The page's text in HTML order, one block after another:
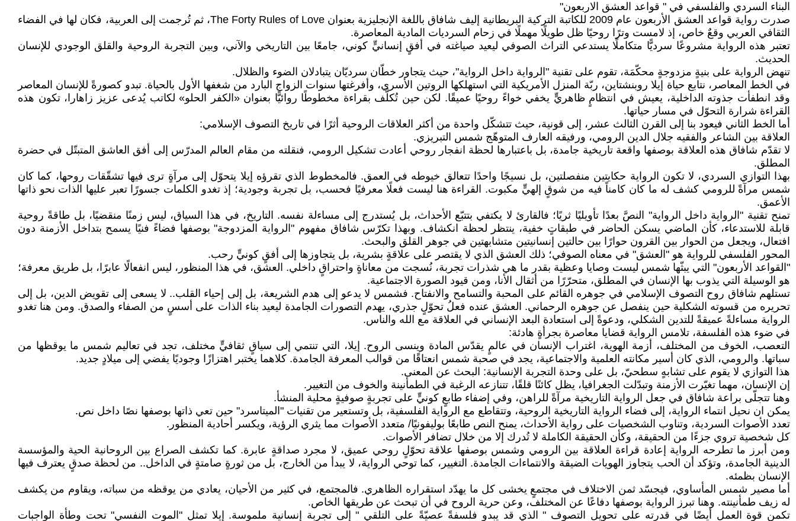
البناء السردي والفلسفي في " قواعد العشق الاربعون"
صدرت رواية قواعد العشق الأربعون عام 2009 للكاتبة التركية البريطانية إليف شافاق باللغة الإنجليزية بعنوان The Forty Rules of Love، ثم تُرجمت إلى العربية، فكان لها في الفضاء
الثقافي العربي وقعٌ خاص، إذ لامست وترًا روحيًا ظل طويلًا مهملًا في زحام السرديات المادية المعاصرة.
تعتبر هذه الرواية مشروعًا سرديًّا متكاملًا يستدعي التراث الصوفي ليعيد صياغته في أفقٍ إنسانيٍّ كوني، جامعًا بين التاريخي والآني، وبين التجربة الروحية والقلق الوجودي للإنسان
الحديث.
تنهض الرواية على بنيةٍ مزدوجةٍ محكّمَة، تقوم على تقنية "الرواية داخل الرواية"، حيث يتجاور خطّان سرديّان يتبادلان الضوء والظلال.
في الخط المعاصر، نتابع حياة إيلا روبنشتاين، ربّة المنزل الأمريكية التي استهلكها الروتين الأسري، وأفرغتها سنوات الزواج البارد من شغفها الأول بالحياة. تبدو كصورةً للإنسان المعاصر
وقد انطفأت جذوته الداخلية، يعيش في انتظامٍ ظاهريٍّ يخفي خواءً روحيًا عميقًا. لكن حين تُكلَّف بقراءة مخطوطًا روائيًّا بعنوان «الكفر الحلو» لكاتب يُدعى عزيز زاهارا، تكون هذه
القراءة شرارة التحوّل في مسار حياتها.
أما الخط الثاني فيعود بنا إلى القرن الثالث عشر، إلى قونية، حيث تتشكّل واحدة من أكثر العلاقات الروحية أثرًا في تاريخ التصوف الإسلامي:
العلاقة بين الشاعر والفقيه جلال الدين الرومي، ورفيقه العارف المتوهّج شمس التبريزي.
لا تقدّم شافاق هذه العلاقة بوصفها واقعة تاريخية جامدة، بل باعتبارها لحظة انفجار روحي أعادت تشكيل الرومي، فنقلته من مقام العالم المدرّس إلى أفق العاشق المتبتّل في حضرة
المطلق.
بهذا التوازي السردي، لا تكون الرواية حكايتين منفصلتين، بل نسيجًا واحدًا تتعالق خيوطه في العمق. فالمخطوط الذي تقرؤه إيلا يتحوّل إلى مرآةٍ ترى فيها تشقّقات روحها، كما كان
شمس مرآةً للرومي كشف له ما كان كامناً فيه من شوقٍ إلهيٍّ مكبوت. القراءة هنا ليست فعلًا معرفيًا فحسب، بل تجربة وجودية؛ إذ تغدو الكلمات جسورًا تعبر عليها الذات نحو ذاتها
الأعمق.
تمنح تقنية "الرواية داخل الرواية" النصَّ بعدًا تأويليًا ثريًا؛ فالقارئ لا يكتفي بتتبّع الأحداث، بل يُستدرج إلى مساءلة نفسه. التاريخ، في هذا السياق، ليس زمنًا منقضيًا، بل طاقةً روحية
قابلة للاستدعاء، كأن الماضي يسكن الحاضر في طبقاتٍ خفية، ينتظر لحظة انكشاف. وبهذا تكرّس شافاق مفهوم "الرواية المزدوجة" بوصفها فضاءً فنيًا يسمح بتداخل الأزمنة دون
افتعال، ويجعل من الحوار بين القرون حوارًا بين حالتين إنسانيتين متشابهتين في جوهر القلق والبحث.
المحور الفلسفي للرواية هو "العشق" في معناه الصوفي؛ ذلك العشق الذي لا يقتصر على علاقةٍ بشرية، بل يتجاوزها إلى أفقٍ كونيٍّ رحب.
"القواعد الأربعون" التي يبثّها شمس ليست وصايا وعظية بقدر ما هي شذرات تجربة، نُسجت من معاناةٍ واحتراقٍ داخلي. العشق، في هذا المنظور، ليس انفعالًا عابرًا، بل طريق معرفة؛
هو الوسيلة التي يذوب بها الإنسان في المطلق، متحرّرًا من أثقال الأنا، ومن قيود الصورة الاجتماعية.
تستلهم شافاق روح التصوف الإسلامي في جوهره القائم على المحبة والتسامح والانفتاح. فشمس لا يدعو إلى هدم الشريعة، بل إلى إحياء القلب.. لا يسعى إلى تقويض الدين، بل إلى
تحريره من قسوته الشكلية حين ينفصل عن جوهره الرحماني. العشق عنده فعلُ تحوّلٍ جذري، يهدم التصورات الجامدة ليعيد بناء الذات على أسسٍ من الصفاء والصدق. ومن هنا تغدو
الرواية مساءلةً عميقةً للتدين الشكلي، ودعوةً إلى استعادة البعد الإنساني في العلاقة مع الله والناس.
في ضوء هذه الفلسفة، تلامس الرواية قضايا معاصرة بجرأةٍ هادئة:
التعصب، الخوف من المختلف، أزمة الهوية، اغتراب الإنسان في عالمٍ يقدّس المادة وينسى الروح. إيلا، التي تنتمي إلى سياقٍ ثقافيٍّ مختلف، تجد في تعاليم شمس ما يوقظها من
سباتها. والرومي، الذي كان أسير مكانته العلمية والاجتماعية، يجد في صحبة شمس انعتاقًا من قوالب المعرفة الجامدة. كلاهما يختبر اهتزازًا وجوديًا يفضي إلى ميلادٍ جديد.
هذا التوازي لا يقوم على تشابهٍ سطحيّ، بل على وحدة التجربة الإنسانية: البحث عن المعنى.
إن الإنسان، مهما تغيّرت الأزمنة وتبدّلت الجغرافيا، يظل كائنًا قلقًا، تتنازعه الرغبة في الطمأنينة والخوف من التغيير.
وهنا تتجلّى براعة شافاق في جعل الرواية التاريخية مرآةً للراهن، وفي إضفاء طابعٍ كونيٍّ على تجربةٍ صوفيةٍ محلية المنشأ.
يمكن ان نحيل انتماء الرواية، إلى فضاء الرواية التاريخية الروحية، وتتقاطع مع الرواية الفلسفية، بل وتستعير من تقنيات "الميتاسرد" حين تعي ذاتها بوصفها نصًا داخل نص.
تعدد الأصوات السردية، وتناوب الشخصيات على رواية الأحداث، يمنح النص طابعًا بوليفونيًا/ متعدد الأصوات مما يثري الرؤية، ويكسر أحادية المنظور.
كل شخصية تروي جزءًا من الحقيقة، وكأن الحقيقة الكاملة لا تُدرك إلا من خلال تضافر الأصوات.
ومن أبرز ما تطرحه الرواية إعادة قراءة العلاقة بين الرومي وشمس بوصفها علاقة تحوّلٍ روحي عميق، لا مجرد صداقةٍ عابرة. كما تكشف الصراع بين الروحانية الحية والمؤسسة
الدينية الجامدة، وتؤكد أن الحب يتجاوز الهويات الضيقة والانتماءات الجامدة. التغيير، كما توحي الرواية، لا يبدأ من الخارج، بل من ثورةٍ صامتةٍ في الداخل.. من لحظة صدقٍ يعترف فيها
الإنسان بظمئه.
أما مصير شمس المأساوي، فيجسّد ثمن الاختلاف في مجتمعٍ يخشى كل ما يهدّد استقراره الظاهري. فالمجتمع، في كثير من الأحيان، يعادي من يوقظه من سباته، ويقاوم من يكشف
له زيف طمأنينته. وهنا تبرز الرواية بوصفها دفاعًا عن المختلف، وعن حرية الروح في أن تبحث عن طريقها الخاص.
تكمن قوة العمل أيضًا في قدرته على تحويل التصوف " الذي قد يبدو فلسفةً عصيّةً على التلقي " إلى تجربة إنسانية ملموسة. إيلا تمثل "الموت النفسي" تحت وطأة الواجبات